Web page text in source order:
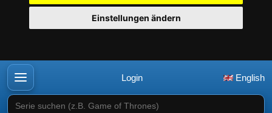
Einstellungen ändern
Login English
Serie suchen (z.B. Game of Thrones)